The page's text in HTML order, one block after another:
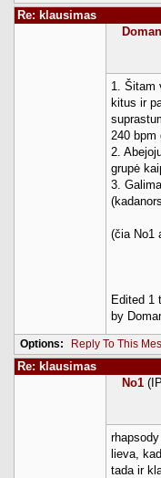
Re: klausimas
1. Šitam
kitus ir
240 bpm
2.
grupė
3.
(čia No1
Edited 1
by
Options: Reply To This
Re: klausimas
No1
lieva,
tada ir